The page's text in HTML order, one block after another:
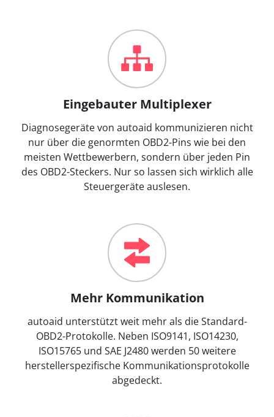
Eingebauter Multiplexer
Diagnosegeräte von autoaid kommunizieren nicht
nur über die genormten OBD2-Pins wie bei den
meisten Wettbewerbern, sondern über jeden Pin
des OBD2-Steckers. Nur so lassen sich wirklich alle
Steuergeräte auslesen.
Mehr Kommunikation
autoaid unterstützt weit mehr als die Standard-
OBD2-Protokolle. Neben ISO9141, ISO14230,
ISO15765 und SAE J2480 werden 50 weitere
herstellerspezifische Kommunikationsprotokolle
abgedeckt.